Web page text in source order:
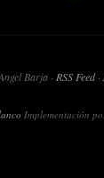
Barja · RSS Feed·
Implementación